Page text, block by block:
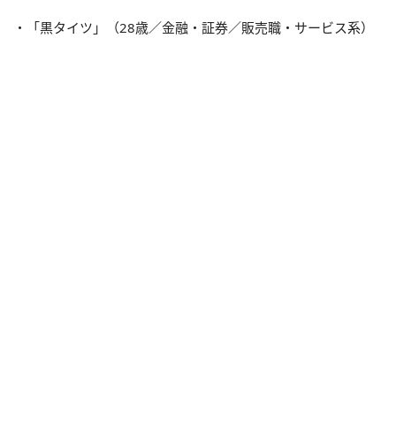
・「黒タイツ」（28歳／金融・証券／販売職・サービス系）